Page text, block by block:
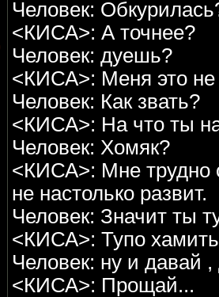
Человек:
<КИСА>: А точнее?
Человек: дуешь?
<КИСА>: Меня это не
Человек: Как звать?
<КИСА>: На что ты
Человек: Хомяк?
<КИСА>: Мне трудно
не настолько развит.
Человек: Значит ты
<КИСА>: Тупо
Человек: ну и давай
<КИСА>: Прощай...